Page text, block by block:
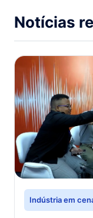
Notícias
Indústria em